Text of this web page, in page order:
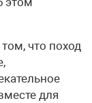
что поход
для